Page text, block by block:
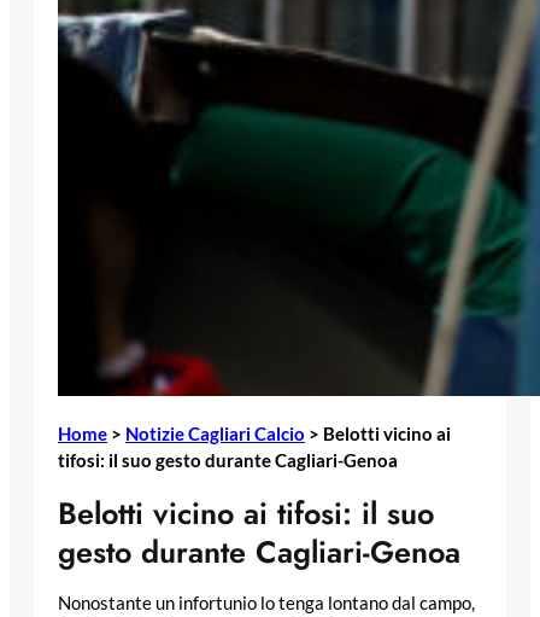
Home > Notizie Cagliari Calcio > Belotti vicino ai
tifosi: il suo gesto durante Cagliari-Genoa
Belotti vicino ai tifosi: il suo
gesto durante Cagliari-Genoa
Nonostante un infortunio lo tenga lontano dal campo,